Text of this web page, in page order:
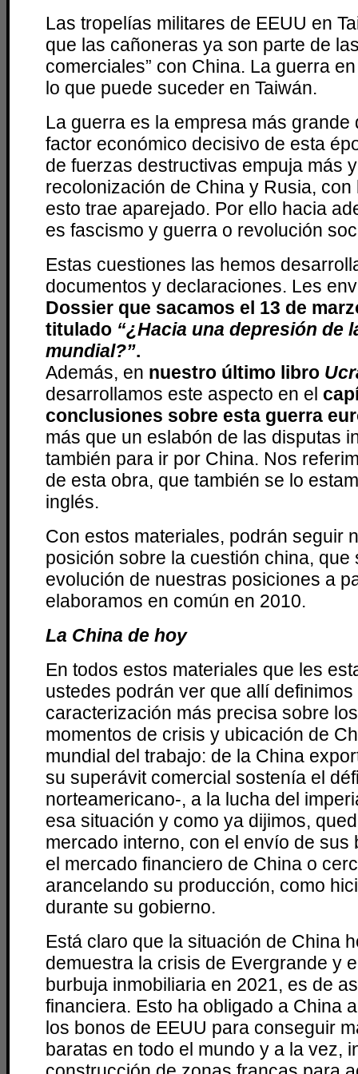
Las tropelías militares de EEUU en
que las cañoneras ya son parte de
comerciales” con China. La guerra
lo que puede suceder en Taiwán.
La guerra es la empresa más grande
factor económico decisivo de esta
de fuerzas destructivas empuja más
recolonización de China y Rusia,
esto trae aparejado. Por ello hacia
es fascismo y guerra o revolución
Estas cuestiones las hemos
documentos y declaraciones. Les
Dossier que sacamos el 13 de
titulado “¿Hacia una depresión de
mundial?”.
Además, en nuestro último libro
desarrollamos este aspecto en el
conclusiones sobre esta guerra
más que un eslabón de las disputas
también para ir por China. Nos
de esta obra, que también se lo
inglés.
Con estos materiales, podrán seguir
posición sobre la cuestión china, que
evolución de nuestras posiciones a
elaboramos en común en 2010.
La China de hoy
En todos estos materiales que les
ustedes podrán ver que allí definimos
caracterización más precisa sobre
momentos de crisis y ubicación de
mundial del trabajo: de la China
su superávit comercial sostenía el
norteamericano-, a la lucha del
esa situación y como ya dijimos,
mercado interno, con el envío de sus
el mercado financiero de China o
arancelando su producción, como
durante su gobierno.
Está claro que la situación de China
demuestra la crisis de Evergrande y
burbuja inmobiliaria en 2021, es de
financiera. Esto ha obligado a China
los bonos de EEUU para conseguir
baratas en todo el mundo y a la vez,